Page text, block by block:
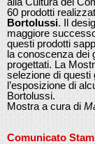
60 prodotti
Bortolussi. Il
maggiore
questi prodotti
la conoscenza dei
progettati. La
selezione di questi
l’esposizione di
Bortolussi.
Mostra a cura di
Comunicato